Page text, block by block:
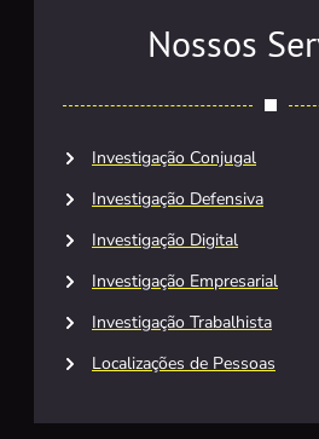
Nossos
Investigação Conjugal
Investigação Defensiva
Investigação Digital
Investigação Empresarial
Investigação Trabalhista
Localizações de Pessoas